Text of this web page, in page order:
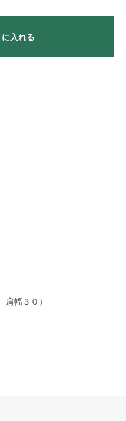
入れる
幅３０）